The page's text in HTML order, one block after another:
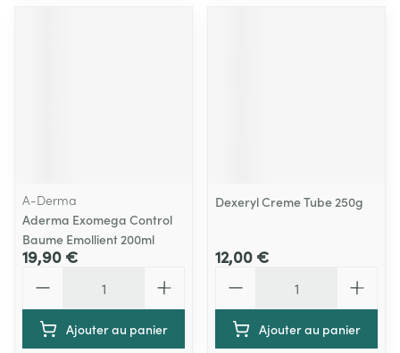
A-Derma
Aderma Exomega Control
Baume Emollient 200ml
19,90 €
Ajouter au panier
Dexeryl Creme Tube 250g
12,00 €
Ajouter au panier